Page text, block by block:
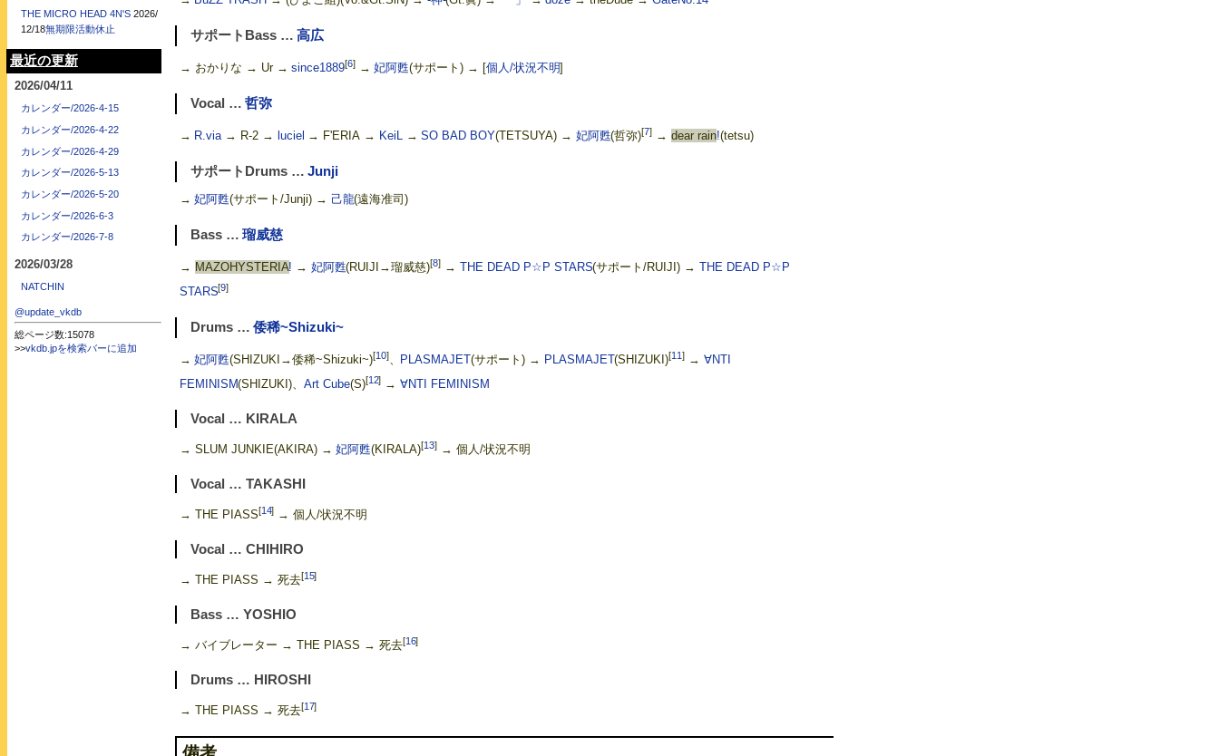
サポートBass …高広
→ おかりな → Ur →since1889[6]→妃阿甦(サポート) → [個人/状況不明]
Vocal …哲弥
→ R.via → R-2 → luciel → F'ERIA → KeiL →SO BAD BOY(TETSUYA) →妃阿甦(哲弥)[7] →dear rain!(tetsu)
サポートDrums …Junji
→妃阿甦(サポート/Junji) → 己龍(遠海准司)
Bass …瑠威慈
→ MAZOHYSTERIA! → 妃阿甦(RUIJI→瑠威慈)[8] →THE DEAD P☆P STARS(サポート/RUIJI) →THE DEAD P☆P
STARS[9]
Drums …倭稀~Shizuki~
→妃阿甦(SHIZUKI→倭稀~Shizuki~)[10]、 PLASMAJET(サポート) → PLASMAJET(SHIZUKI)[11] →∀NTI
FEMINISM(SHIZUKI)、Art Cube(S)[12] →∀NTI FEMINISM
Vocal … KIRALA
→ SLUM JUNKIE(AKIRA) →妃阿甦(KIRALA)[13]→ 個人/状況不明
Vocal … TAKASHI
→ THE PIASS[14] → 個人/状況不明
Vocal … CHIHIRO
→ THE PIASS → 死去[15]
Bass … YOSHIO
→ バイブレーター → THE PIASS → 死去[16]
Drums … HIROSHI
→ THE PIASS → 死去[17]
THE MICRO HEAD 4N'S 2026/
12/18無期限活動休止
最近の更新
2026/04/11
カレンダー/2026-4-15
カレンダー/2026-4-22
カレンダー/2026-4-29
カレンダー/2026-5-13
カレンダー/2026-5-20
カレンダー/2026-6-3
カレンダー/2026-7-8
2026/03/28
NATCHIN
@update_vkdb
総ページ数:15078
>>vkdb.jpを検索バーに追加